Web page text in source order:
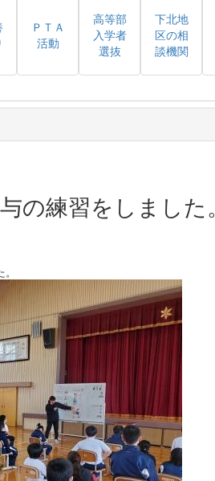
ＰＴＡ
活動
高等部
入学者
選抜
下北地
区の相
談機関
の練習をしました。